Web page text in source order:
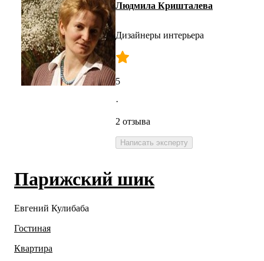
Людмила Кришталева
Дизайнеры интерьера
5
·
2 отзыва
Написать эксперту
Парижский шик
Евгений Кулибаба
Гостиная
Квартира